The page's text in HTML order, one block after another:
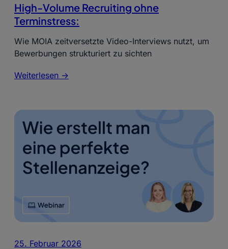
High-Volume Recruiting ohne
Terminstress:
Wie MOIA zeitversetzte Video-Interviews nutzt, um
Bewerbungen strukturiert zu sichten
Weiterlesen ->
25. Februar 2026